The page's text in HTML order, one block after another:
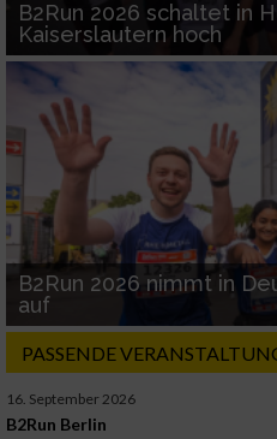
B2Run 2026 schaltet in
Kaiserslautern hoch
B2Run 2026 nimmt in
auf
PASSENDE
16. September 2026
B2Run Berlin